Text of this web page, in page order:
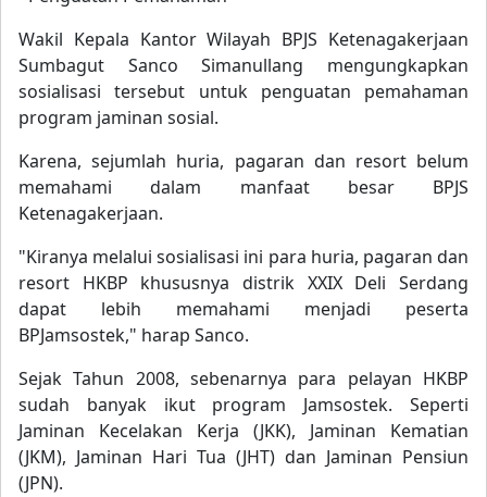
Wakil Kepala Kantor Wilayah BPJS Ketenagakerjaan
Sumbagut Sanco Simanullang mengungkapkan
sosialisasi tersebut untuk penguatan pemahaman
program jaminan sosial.
Karena, sejumlah huria, pagaran dan resort belum
memahami dalam manfaat besar BPJS
Ketenagakerjaan.
"Kiranya melalui sosialisasi ini para huria, pagaran dan
resort HKBP khususnya distrik XXIX Deli Serdang
dapat lebih memahami menjadi peserta
BPJamsostek," harap Sanco.
Sejak Tahun 2008, sebenarnya para pelayan HKBP
sudah banyak ikut program Jamsostek. Seperti
Jaminan Kecelakan Kerja (JKK), Jaminan Kematian
(JKM), Jaminan Hari Tua (JHT) dan Jaminan Pensiun
(JPN).